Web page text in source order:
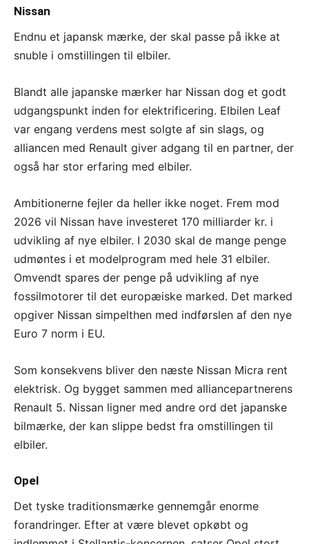
Nissan
Endnu et japansk mærke, der skal passe på ikke at
snuble i omstillingen til elbiler.
Blandt alle japanske mærker har Nissan dog et godt
udgangspunkt inden for elektrificering. Elbilen Leaf
var engang verdens mest solgte af sin slags, og
alliancen med Renault giver adgang til en partner, der
også har stor erfaring med elbiler.
Ambitionerne fejler da heller ikke noget. Frem mod
2026 vil Nissan have investeret 170 milliarder kr. i
udvikling af nye elbiler. I 2030 skal de mange penge
udmøntes i et modelprogram med hele 31 elbiler.
Omvendt spares der penge på udvikling af nye
fossilmotorer til det europæiske marked. Det marked
opgiver Nissan simpelthen med indførslen af den nye
Euro 7 norm i EU.
Som konsekvens bliver den næste Nissan Micra rent
elektrisk. Og bygget sammen med alliancepartnerens
Renault 5. Nissan ligner med andre ord det japanske
bilmærke, der kan slippe bedst fra omstillingen til
elbiler.
Opel
Det tyske traditionsmærke gennemgår enorme
forandringer. Efter at være blevet opkøbt og